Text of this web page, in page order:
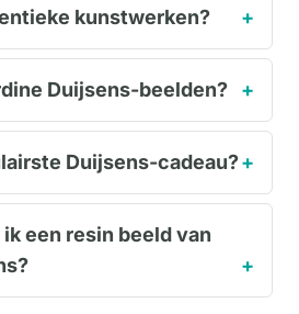
kunstwerken?
Duijsens-beelden?
Duijsens-cadeau?
een resin beeld van